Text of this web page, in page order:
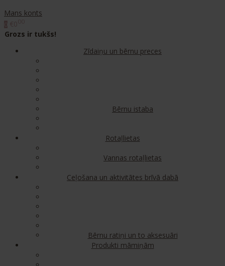
Mans konts
Grozs ir tukšs!
Zīdaiņu un bērnu preces
Bērnu istaba
Rotaļlietas
Vannas rotaļlietas
Ceļošana un aktivitātes brīvā dabā
Bērnu ratiņi un to aksesuāri
Produkti māmiņām